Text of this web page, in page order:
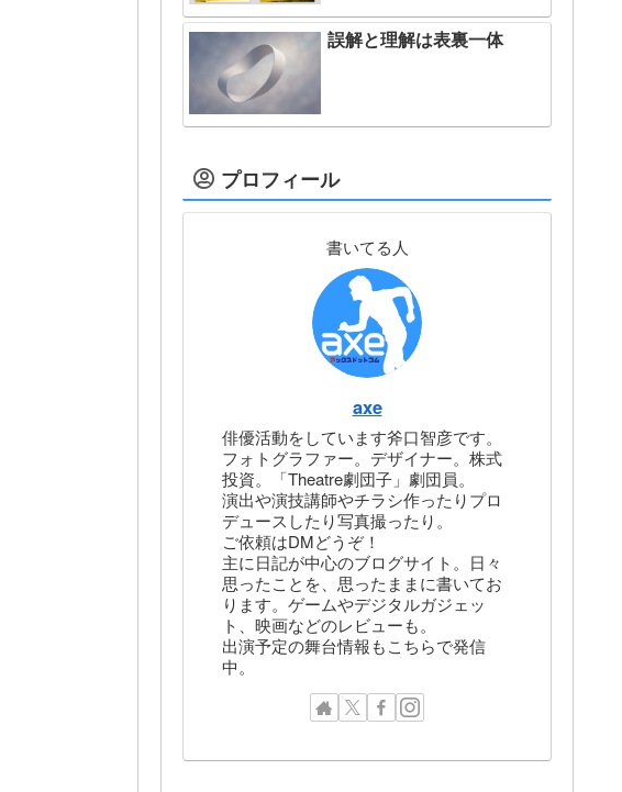
誤解と理解は表裏一体
プロフィール
書いてる人
axe
俳優活動をしています斧口智彦です。
フォトグラファー。デザイナー。株式
投資。「Theatre劇団子」劇団員。
演出や演技講師やチラシ作ったりプロ
デュースしたり写真撮ったり。
ご依頼はDMどうぞ！
主に日記が中心のブログサイト。日々
思ったことを、思ったままに書いてお
ります。ゲームやデジタルガジェッ
ト、映画などのレビューも。
出演予定の舞台情報もこちらで発信
中。